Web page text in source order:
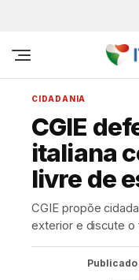
CIDADANIA
CGIE
italiana
livre de
CGIE propõe
exterior e discute o
Publicado